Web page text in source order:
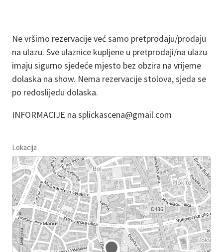
Ne vršimo rezervacije već samo pretprodaju/prodaju
na ulazu. Sve ulaznice kupljene u pretprodaji/na ulazu
imaju sigurno sjedeće mjesto bez obzira na vrijeme
dolaska na show. Nema rezervacije stolova, sjeda se
po redoslijedu dolaska.
INFORMACIJE na splickascena@gmail.com
Lokacija